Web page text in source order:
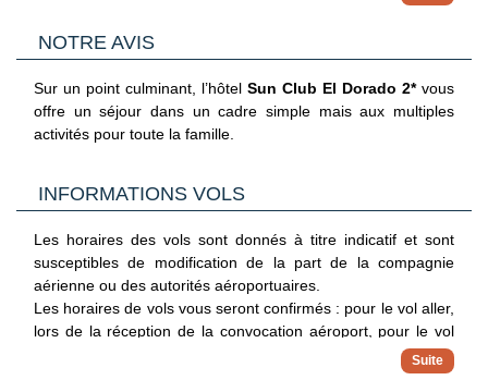
Service de boissons, de 10h30 à 18h30* (du 15 juin au 15
septembre)
Disco-Pub: ouvert de 23h30 à 2h30*, tous les soirs.
Seulement pour adultes. L’accès est gratuit, consommations
en supplément.
*Les horaires sont communiqués à titre indicatif et sont
susceptibles de modification sans préavis.
des moniteurs est mis à votre disposition.
aérobic
tir (pistolet, carabine et arc, seulement avec animateur)
futbito
volley ball
beach volley
gymnase
Activités sans animateur (réservation au "Sport local"
avec 10€ de caution) :
NOTRE AVIS
Sur un point culminant, l’hôtel Sun Club El Dorado 2* vous
offre un séjour dans un cadre simple mais aux multiples
activités pour toute la famille.
INFORMATIONS VOLS
Les horaires des vols sont donnés à titre indicatif et sont
susceptibles de modification de la part de la compagnie
aérienne ou des autorités aéroportuaires.
Les horaires de vols vous seront confirmés : pour le vol aller,
lors de la réception de la convocation aéroport, pour le vol
retour directement sur place par notre représentant à